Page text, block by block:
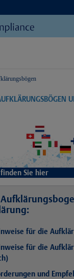
Sie hier
für die
für die
und